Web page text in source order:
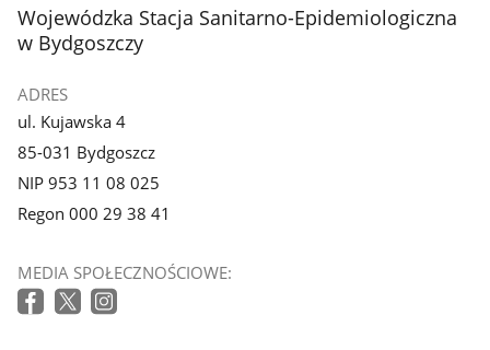
stopka
Wojewódzka Stacja Sanitarno-Epidemiologiczna
w Bydgoszczy
ADRES
ul. Kujawska 4
85-031 Bydgoszcz
NIP 953 11 08 025
Regon 000 29 38 41
MEDIA SPOŁECZNOŚCIOWE: